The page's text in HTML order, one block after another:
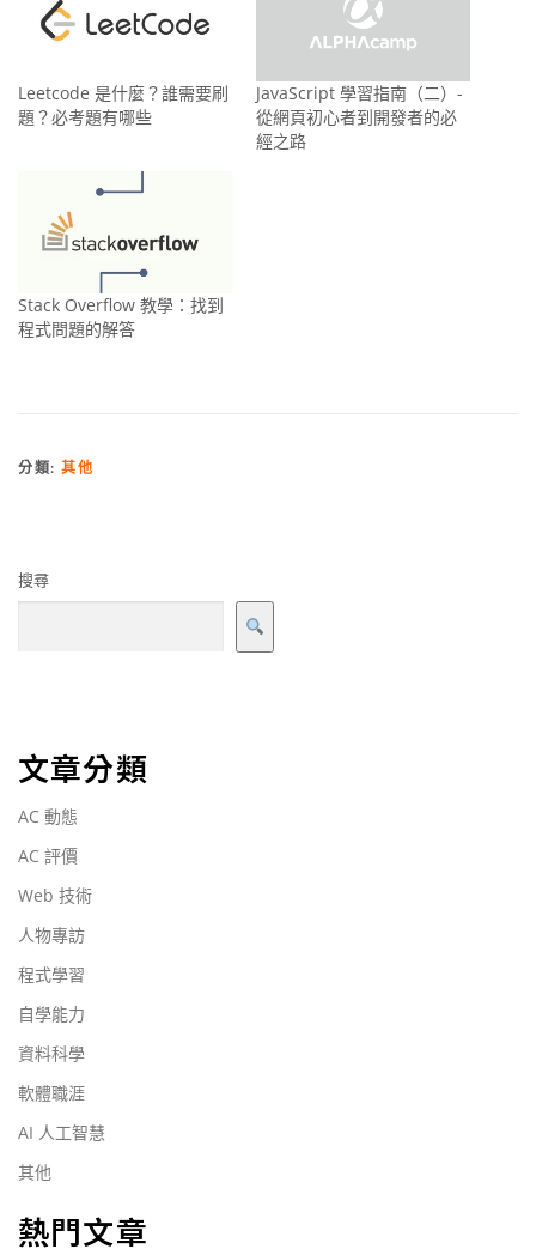
Leetcode 是什麼？誰需要刷
題？必考題有哪些
JavaScript 學習指南（二）-
從網頁初心者到開發者的必
經之路
Stack Overflow 教學：找到
程式問題的解答
分類: 其他
搜尋
文章分類
AC 動態
AC 評價
Web 技術
人物專訪
程式學習
自學能力
資料科學
軟體職涯
AI 人工智慧
其他
熱門文章